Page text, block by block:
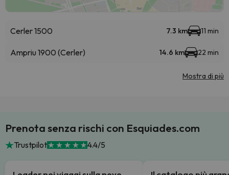
Cerler 1500 7.3 km 11 min
Ampriu 1900 (Cerler) 14.6 km 22 min
Mostra di più
Prenota senza rischi con Esquiades.com
Trustpilot 4.4/5